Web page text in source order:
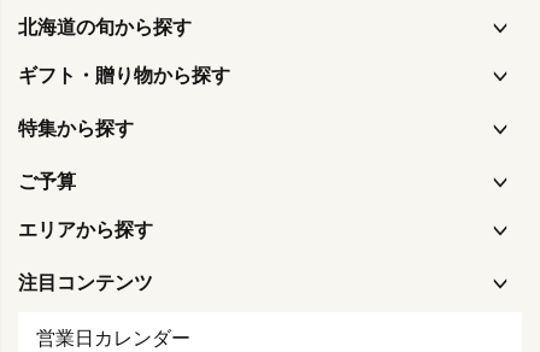
北海道の旬から探す
ギフト・贈り物から探す
特集から探す
ご予算
エリアから探す
注目コンテンツ
営業日カレンダー